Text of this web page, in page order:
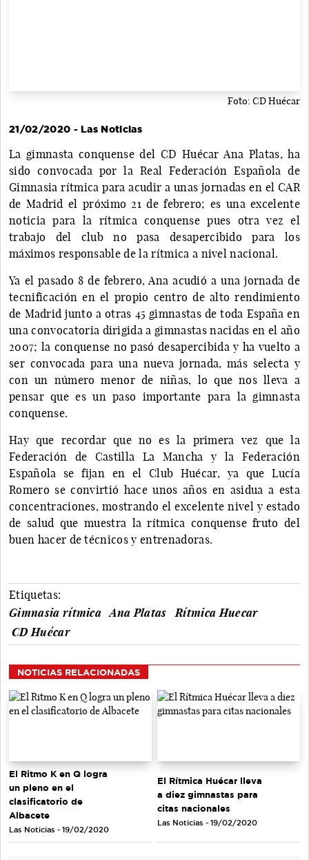
Foto: CD Huécar
21/02/2020 - Las Noticias
La gimnasta conquense del CD Huécar Ana Platas, ha
sido convocada por la Real Federación Española de
Gimnasia rítmica para acudir a unas jornadas en el CAR
de Madrid el próximo 21 de febrero; es una excelente
noticia para la rítmica conquense pues otra vez el
trabajo del club no pasa desapercibido para los
máximos responsable de la rítmica a nivel nacional.
Ya el pasado 8 de febrero, Ana acudió a una jornada de
tecnificación en el propio centro de alto rendimiento
de Madrid junto a otras 45 gimnastas de toda España en
una convocatoria dirigida a gimnastas nacidas en el año
2007; la conquense no pasó desapercibida y ha vuelto a
ser convocada para una nueva jornada, más selecta y
con un número menor de niñas, lo que nos lleva a
pensar que es un paso importante para la gimnasta
conquense.
Hay que recordar que no es la primera vez que la
Federación de Castilla La Mancha y la Federación
Española se fijan en el Club Huécar, ya que Lucía
Romero se convirtió hace unos años en asidua a esta
concentraciones, mostrando el excelente nivel y estado
de salud que muestra la rítmica conquense fruto del
buen hacer de técnicos y entrenadoras.
Etiquetas:
Gimnasia rítmica
Ana Platas
Rítmica Huecar
CD Huécar
NOTICIAS RELACIONADAS
El Ritmo K en Q logra
un pleno en el
clasificatorio de
Albacete
Las Noticias - 19/02/2020
El Rítmica Huécar lleva
a diez gimnastas para
citas nacionales
Las Noticias - 19/02/2020